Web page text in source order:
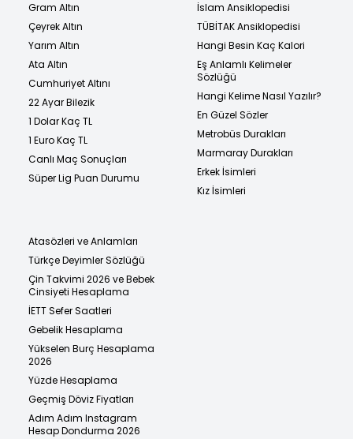
Gram Altın
Çeyrek Altın
Yarım Altın
Ata Altın
Cumhuriyet Altını
22 Ayar Bilezik
1 Dolar Kaç TL
1 Euro Kaç TL
Canlı Maç Sonuçları
Süper Lig Puan Durumu
İslam Ansiklopedisi
TÜBİTAK Ansiklopedisi
Hangi Besin Kaç Kalori
Eş Anlamlı Kelimeler
Sözlüğü
Hangi Kelime Nasıl Yazılır?
En Güzel Sözler
Metrobüs Durakları
Marmaray Durakları
Erkek İsimleri
Kız İsimleri
Atasözleri ve Anlamları
Türkçe Deyimler Sözlüğü
Çin Takvimi 2026 ve Bebek
Cinsiyeti Hesaplama
İETT Sefer Saatleri
Gebelik Hesaplama
Yükselen Burç Hesaplama
2026
Yüzde Hesaplama
Geçmiş Döviz Fiyatları
Adım Adım Instagram
Hesap Dondurma 2026